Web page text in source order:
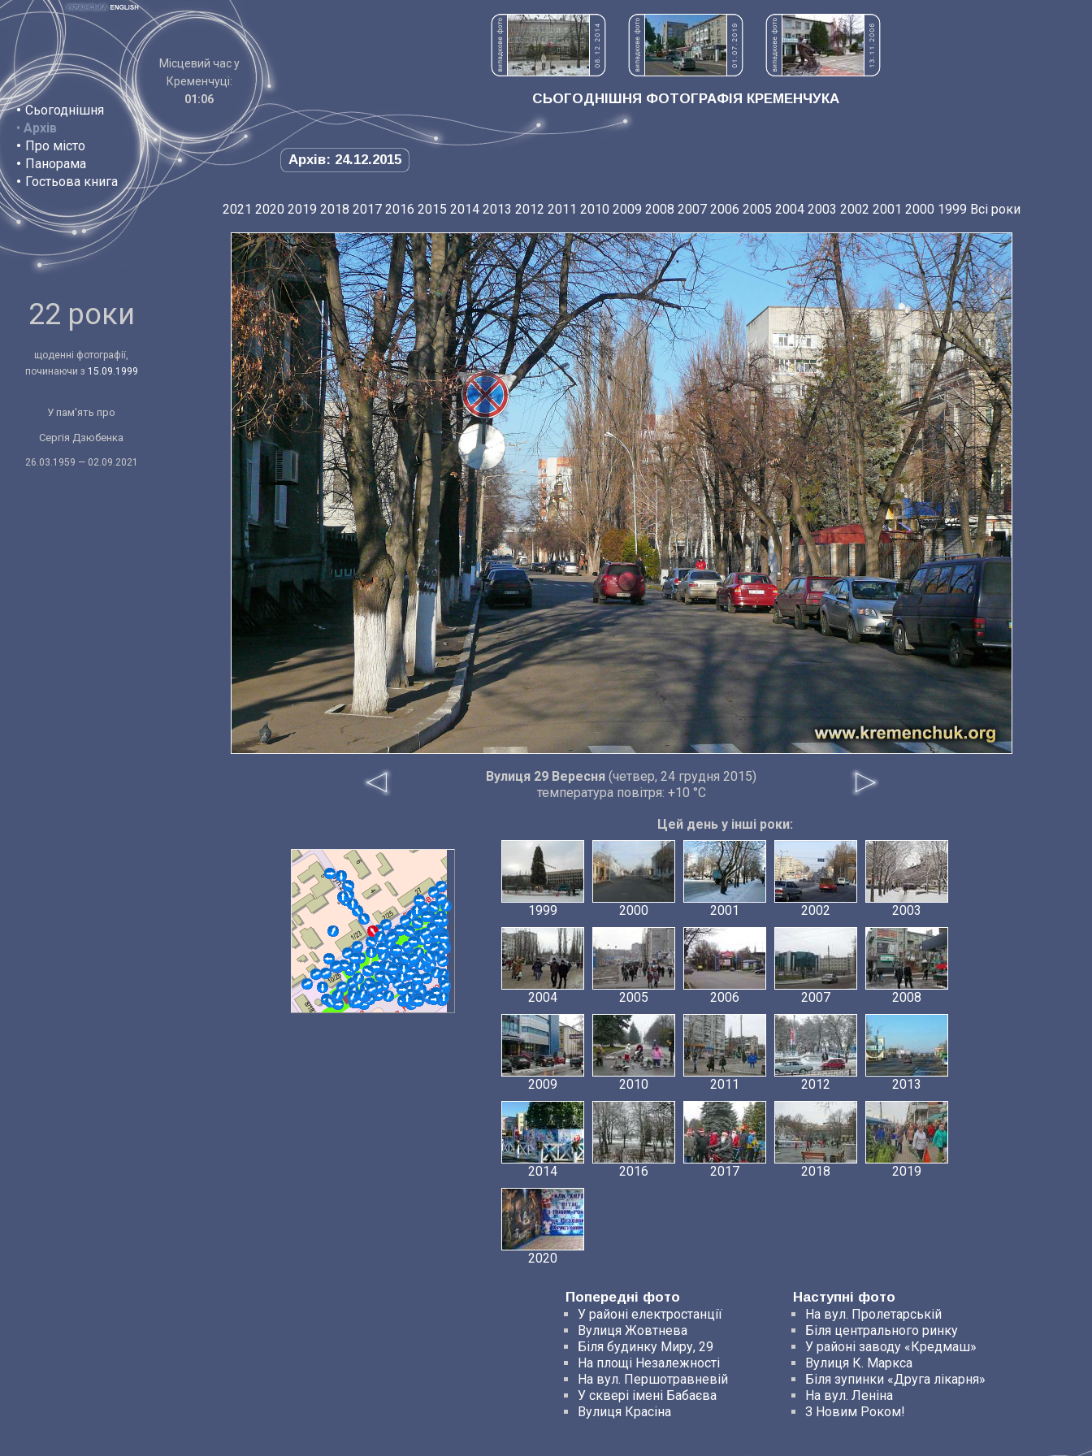
• Сьогоднішня
• Архів
• Про місто
• Панорама
• Гостьова книга
Місцевий час у
Кременчуці:
01:06
СЬОГОДНІШНЯ ФОТОГРАФІЯ КРЕМЕНЧУКА
Архів: 24.12.2015
22 роки
щоденні фотографії,
починаючи з 15.09.1999
У пам'ять про
Сергія Дзюбенка
26.03.1959 — 02.09.2021
2021 2020 2019 2018 2017 2016 2015 2014 2013 2012 2011 2010 2009 2008 2007 2006 2005 2004 2003 2002 2001 2000 1999 Всі роки
Вулиця 29 Вересня (четвер, 24 грудня 2015)
температура повітря: +10 °C
Цей день у інші роки:
1999 2000 2001 2002 2003
2004 2005 2006 2007 2008
2009 2010 2011 2012 2013
2014 2016 2017 2018 2019
2020
Попередні фото
Наступні фото
У районі електростанції
Вулиця Жовтнева
Біля будинку Миру, 29
На площі Незалежності
На вул. Першотравневій
У сквері імені Бабаєва
Вулиця Красіна
На вул. Пролетарській
Біля центрального ринку
У районі заводу «Кредмаш»
Вулиця К. Маркса
Біля зупинки «Друга лікарня»
На вул. Леніна
З Новим Роком!